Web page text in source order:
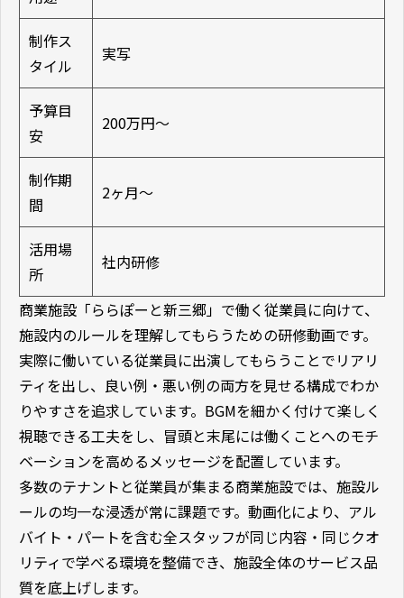
制作ス
タイル
実写
予算目
安
200万円〜
制作期
間
2ヶ月〜
活用場
所
社内研修
商業施設「ららぽーと新三郷」で働く従業員に向けて、
施設内のルールを理解してもらうための研修動画です。
実際に働いている従業員に出演してもらうことでリアリ
ティを出し、良い例・悪い例の両方を見せる構成でわか
りやすさを追求しています。BGMを細かく付けて楽しく
視聴できる工夫をし、冒頭と末尾には働くことへのモチ
ベーションを高めるメッセージを配置しています。
多数のテナントと従業員が集まる商業施設では、施設ル
ールの均一な浸透が常に課題です。動画化により、アル
バイト・パートを含む全スタッフが同じ内容・同じクオ
リティで学べる環境を整備でき、施設全体のサービス品
質を底上げします。